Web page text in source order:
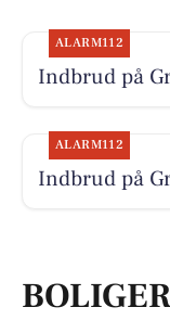
ALARM112
Indbrud på
ALARM112
Indbrud på